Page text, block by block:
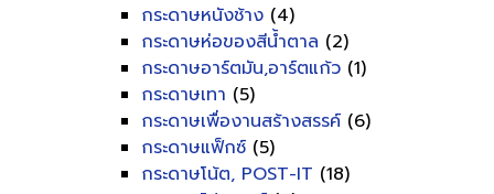
กระดาษหนังช้าง (4)
กระดาษห่อของสีน้ำตาล (2)
กระดาษอาร์ตมัน,อาร์ตแก้ว (1)
กระดาษเทา (5)
กระดาษเพื่องานสร้างสรรค์ (6)
กระดาษแฟ็กซ์ (5)
กระดาษโน้ต, POST-IT (18)